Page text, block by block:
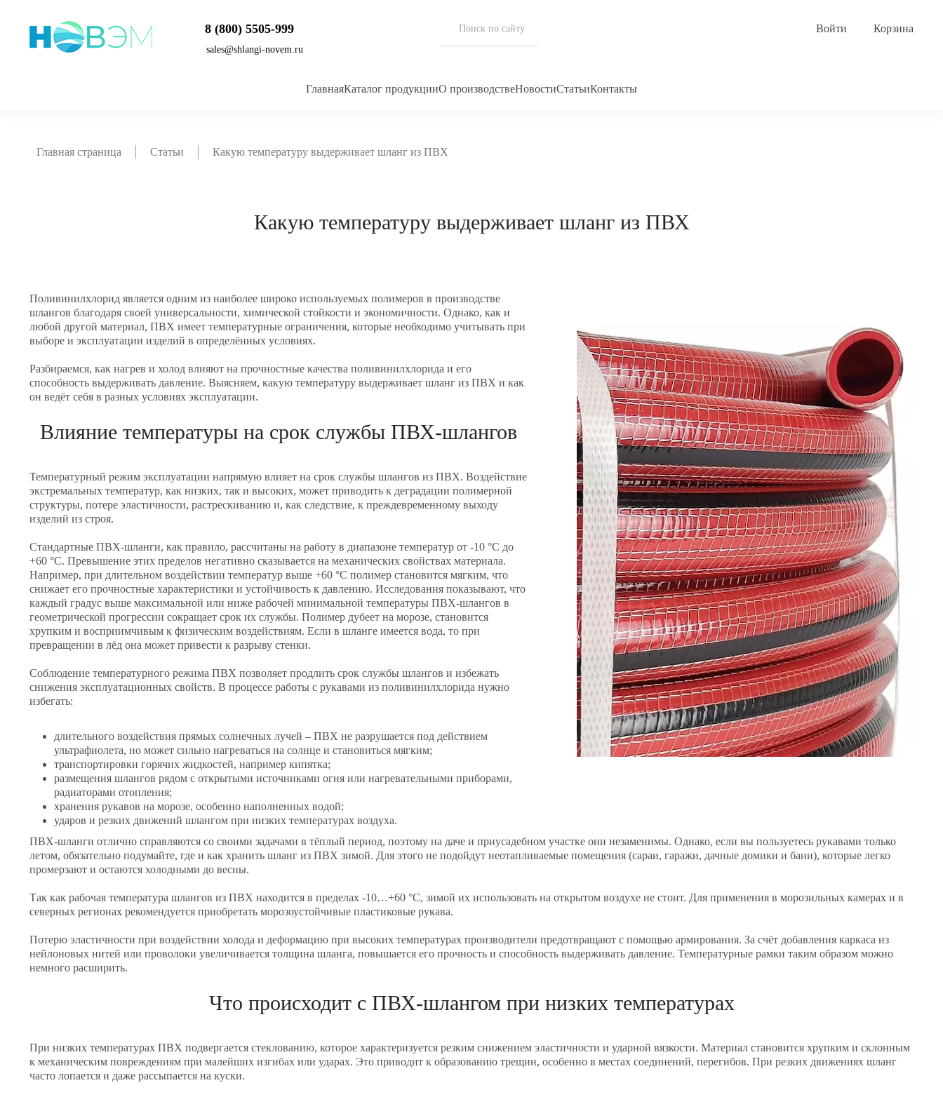
8 (800) 5505-999
sales@shlangi-novem.ru
Корзина
ГлавнаяКаталог продукцииО производствеНовостиСтатьиКонтакты
Главная страница Статьи Какую температуру выдерживает шланг из ПВХ
Какую температуру выдерживает шланг из ПВХ
Поливинилхлорид является одним из наиболее широко используемых полимеров в производстве
шлангов благодаря своей универсальности, химической стойкости и экономичности. Однако, как и
любой другой материал, ПВХ имеет температурные ограничения, которые необходимо учитывать при
выборе и эксплуатации изделий в определённых условиях.
Разбираемся, как нагрев и холод влияют на прочностные качества поливинилхлорида и его
способность выдерживать давление. Выясняем, какую температуру выдерживает шланг из ПВХ и как
он ведёт себя в разных условиях эксплуатации.
Влияние температуры на срок службы ПВХ-шлангов
Температурный режим эксплуатации напрямую влияет на срок службы шлангов из ПВХ. Воздействие
экстремальных температур, как низких, так и высоких, может приводить к деградации полимерной
структуры, потере эластичности, растрескиванию и, как следствие, к преждевременному выходу
изделий из строя.
Стандартные ПВХ-шланги, как правило, рассчитаны на работу в диапазоне температур от -10 °C до
+60 °C. Превышение этих пределов негативно сказывается на механических свойствах материала.
Например, при длительном воздействии температур выше +60 °C полимер становится мягким, что
снижает его прочностные характеристики и устойчивость к давлению. Исследования показывают, что
каждый градус выше максимальной или ниже рабочей минимальной температуры ПВХ-шлангов в
геометрической прогрессии сокращает срок их службы. Полимер дубеет на морозе, становится
хрупким и восприимчивым к физическим воздействиям. Если в шланге имеется вода, то при
превращении в лёд она может привести к разрыву стенки.
Соблюдение температурного режима ПВХ позволяет продлить срок службы шлангов и избежать
снижения эксплуатационных свойств. В процессе работы с рукавами из поливинилхлорида нужно
избегать:
длительного воздействия прямых солнечных лучей – ПВХ не разрушается под действием
ультрафиолета, но может сильно нагреваться на солнце и становиться мягким;
транспортировки горячих жидкостей, например кипятка;
размещения шлангов рядом с открытыми источниками огня или нагревательными приборами,
радиаторами отопления;
хранения рукавов на морозе, особенно наполненных водой;
ударов и резких движений шлангом при низких температурах воздуха.
ПВХ-шланги отлично справляются со своими задачами в тёплый период, поэтому на даче и приусадебном участке они незаменимы. Однако, если вы пользуетесь рукавами только
летом, обязательно подумайте, где и как хранить шланг из ПВХ зимой. Для этого не подойдут неотапливаемые помещения (сараи, гаражи, дачные домики и бани), которые легко
промерзают и остаются холодными до весны.
Так как рабочая температура шлангов из ПВХ находится в пределах -10…+60 °С, зимой их использовать на открытом воздухе не стоит. Для применения в морозильных камерах и в
северных регионах рекомендуется приобретать морозоустойчивые пластиковые рукава.
Потерю эластичности при воздействии холода и деформацию при высоких температурах производители предотвращают с помощью армирования. За счёт добавления каркаса из
нейлоновых нитей или проволоки увеличивается толщина шланга, повышается его прочность и способность выдерживать давление. Температурные рамки таким образом можно
немного расширить.
Что происходит с ПВХ-шлангом при низких температурах
При низких температурах ПВХ подвергается стеклованию, которое характеризуется резким снижением эластичности и ударной вязкости. Материал становится хрупким и склонным
к механическим повреждениям при малейших изгибах или ударах. Это приводит к образованию трещин, особенно в местах соединений, перегибов. При резких движениях шланг
часто лопается и даже рассыпается на куски.